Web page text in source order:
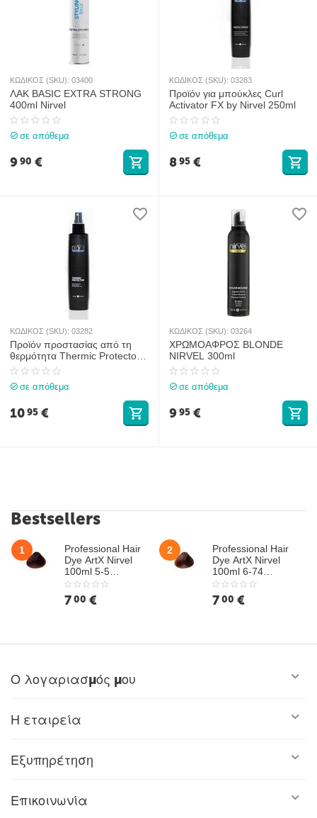
ΚΩΔΙΚΟΣ (SKU): 03400
ΛΑΚ BASIC EXTRA STRONG
400ml Nirvel
σε απόθεμα
990 €
ΚΩΔΙΚΟΣ (SKU): 03283
Προϊόν για μπούκλες Curl
Activator FX by Nirvel 250ml
σε απόθεμα
895 €
ΚΩΔΙΚΟΣ (SKU): 03282
Προϊόν προστασίας από τη
θερμότητα Thermic Protector
FX by Nirvel 250ml
σε απόθεμα
1095 €
ΚΩΔΙΚΟΣ (SKU): 03264
ΧΡΩΜΟΑΦΡΟΣ BLONDE
NIRVEL 300ml
σε απόθεμα
995 €
Bestsellers
1
Professional Hair
Dye ArtX Nirvel
100ml 5-5
Mahogany Light
Chestnut
7 00 €
2
Professional Hair
Dye ArtX Nirvel
100ml 6-74
Hazelnut Dark
Chestnut
7 00 €
Ο λογαριασμός μου
Η εταιρεία
Εξυπηρέτηση
Επικοινωνία